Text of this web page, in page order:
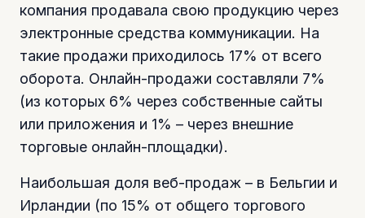
компания продавала свою продукцию через
электронные средства коммуникации. На
такие продажи приходилось 17% от всего
оборота. Онлайн-продажи составляли 7%
(из которых 6% через собственные сайты
или приложения и 1% – через внешние
торговые онлайн-площадки).
Наибольшая доля веб-продаж – в Бельгии и
Ирландии (по 15% от общего торгового